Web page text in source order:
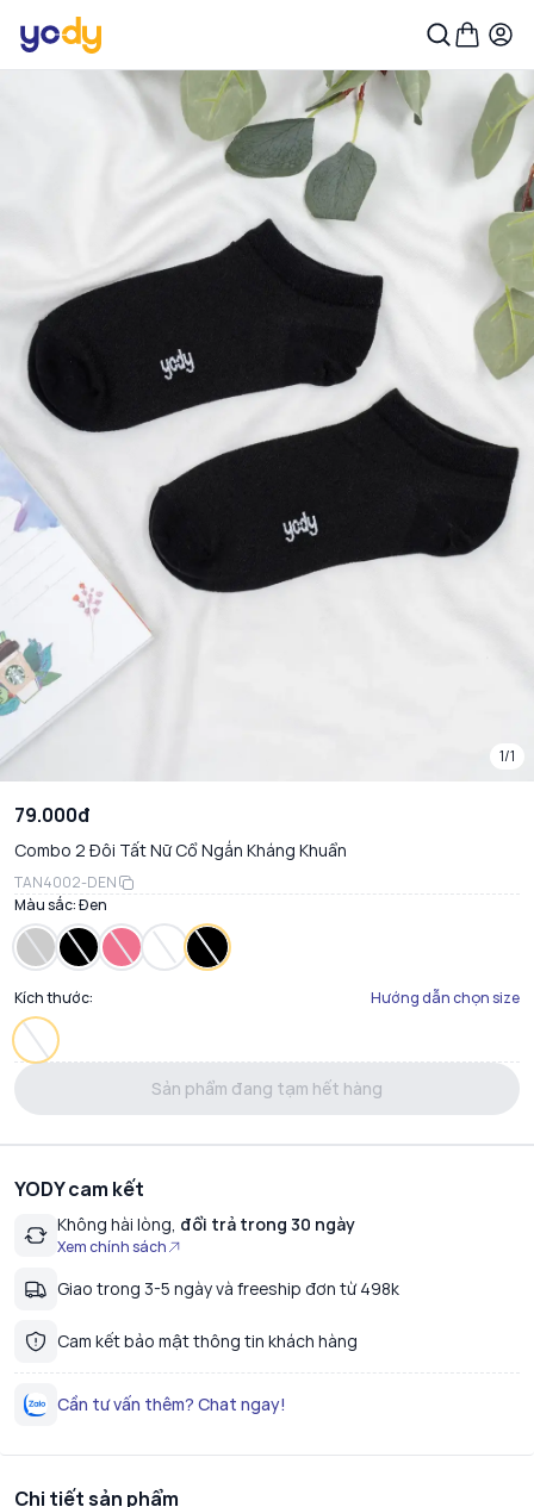
1/1
79.000đ
Combo 2 Đôi Tất Nữ Cổ Ngắn Kháng Khuẩn
TAN4002-DEN
Màu sắc:Đen
Kích thước: Hướng dẫn chọn size
Sản phẩm đang tạm hết hàng
YODY cam kết
Không hài lòng, đổi trả trong 30 ngày
Xem chính sách
Giao trong 3-5 ngày và freeship đơn từ 498k
Cam kết bảo mật thông tin khách hàng
Cần tư vấn thêm? Chat ngay!
Chi tiết sản phẩm